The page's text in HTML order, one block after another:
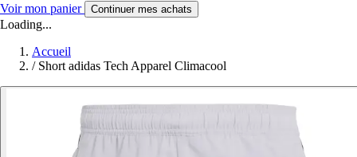
Voir mon panier Continuer mes achats
Loading...
Accueil
/ Short adidas Tech Apparel Climacool